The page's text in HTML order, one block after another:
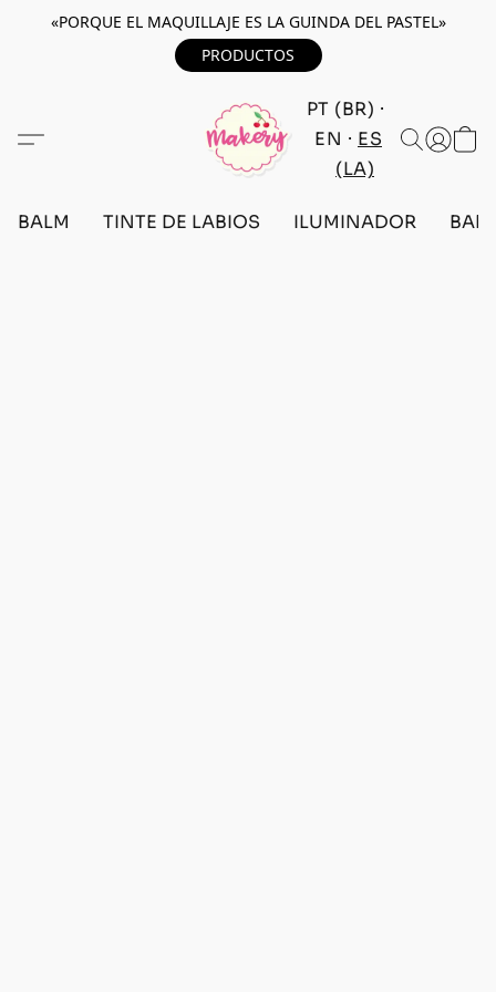
«PORQUE EL MAQUILLAJE ES LA GUINDA DEL PASTEL»
PRODUCTOS
PT (BR)
EN
ES
(LA)
BALM TINTE DE LABIOS ILUMINADOR